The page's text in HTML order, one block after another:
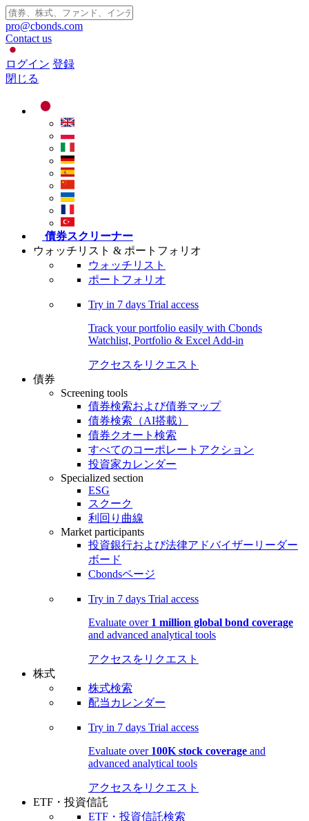
pro@cbonds.com
Contact us
ログイン 登録
閉じる
債券スクリーナー
ウォッチリスト & ポートフォリオ
ウォッチリスト
ポートフォリオ
Try in 7 days Trial access
Track your portfolio easily with Cbonds
Watchlist, Portfolio & Excel Add-in
アクセスをリクエスト
債券
Screening tools
債券検索および債券マップ
債券検索（AI搭載）
債券クオート検索
すべてのコーポレートアクション
投資家カレンダー
Specialized section
ESG
スクーク
利回り曲線
Market participants
投資銀行および法律アドバイザーリーダー
ボード
Cbondsページ
Try in 7 days Trial access
Evaluate over 1 million global bond coverage
and advanced analytical tools
アクセスをリクエスト
株式
株式検索
配当カレンダー
Try in 7 days Trial access
Evaluate over 100K stock coverage and
advanced analytical tools
アクセスをリクエスト
ETF・投資信託
ETF・投資信託検索